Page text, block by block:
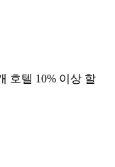
호텔 10% 이상 할